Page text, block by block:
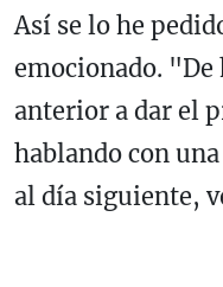
Así se lo he
emocionado. "De
anterior a dar el
hablando con
al día siguiente,